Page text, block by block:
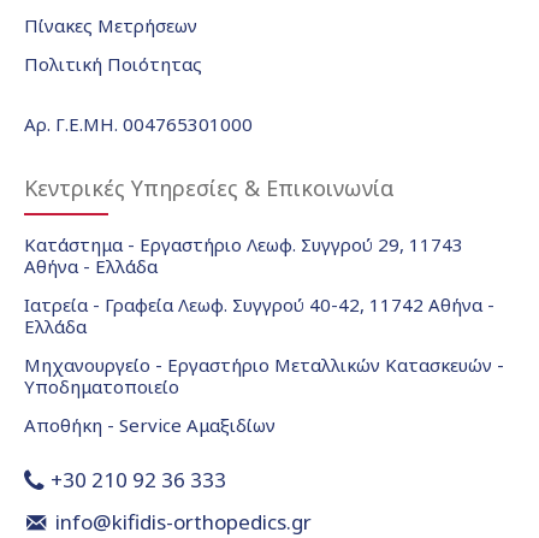
Πίνακες Μετρήσεων
Πολιτική Ποιότητας
Αρ. Γ.Ε.ΜΗ. 004765301000
Κεντρικές Υπηρεσίες & Επικοινωνία
Κατάστημα - Εργαστήριο Λεωφ. Συγγρού 29, 11743
Αθήνα - Ελλάδα
Ιατρεία - Γραφεία Λεωφ. Συγγρού 40-42, 11742 Αθήνα -
Ελλάδα
Μηχανουργείο - Εργαστήριο Μεταλλικών Κατασκευών -
Υποδηματοποιείο
Αποθήκη - Service Αμαξιδίων
+30 210 92 36 333
info@kifidis-orthopedics.gr